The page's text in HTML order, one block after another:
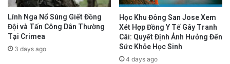
Mỗi phòng ở bệnh viện này rộng khoảng 15
m2 và chứa bảy bệnh nhân, hầu hết đều phạm
tội nghiêm trọng như giết vợ/chồng hoặc con
cái.
Lính Nga Nổ Súng Giết Đồng
Đội và Tấn Công Dân Thường
Tại Crimea
3 days ago
Học Khu Đông San Jose Xem
Xét Hợp Đồng Y Tế Gây Tranh
Cãi: Quyết Định Ảnh Hưởng Đến
Sức Khỏe Học Sinh
4 days ago